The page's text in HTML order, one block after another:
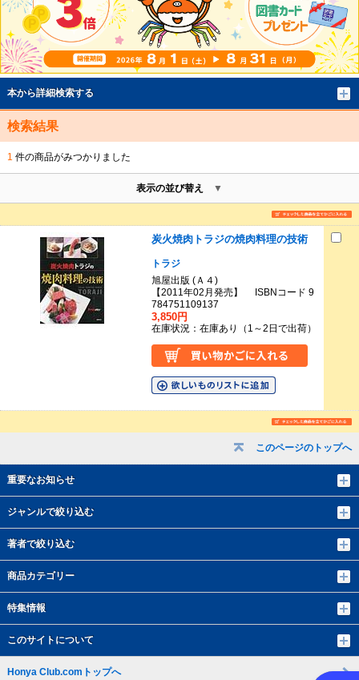
このページのトップへ
重要なお知らせ
ジャンルで絞り込む
著者で絞り込む
商品カテゴリー
特集情報
このサイトについて
本から詳細検索する
検索結果
1 件の商品がみつかりました
表示の並び替え
炭火焼肉トラジの焼肉料理の技術
トラジ
旭屋出版 (Ａ４)
【2011年02月発売】 ISBNコード 9
784751109137
3,850円
在庫状況：在庫あり（1～2日で出荷）
Honya Club.comトップへ